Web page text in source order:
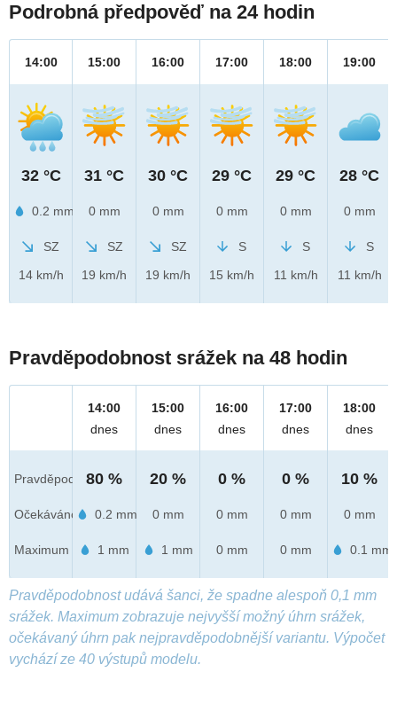
Podrobná předpověď na 24 hodin
14:00
32 °C
0.2 mm
SZ
14 km/h
15:00
31 °C
0 mm
SZ
19 km/h
16:00
30 °C
0 mm
SZ
19 km/h
17:00
29 °C
0 mm
S
15 km/h
18:00
29 °C
0 mm
S
11 km/h
19:00
28 °C
0 mm
S
11 km/h
Pravděpodobnost srážek na 48 hodin
Pravděpod.
Očekáváno
Maximum
14:00
dnes
80 %
0.2 mm
1 mm
15:00
dnes
20 %
0 mm
1 mm
16:00
dnes
0 %
0 mm
0 mm
17:00
dnes
0 %
0 mm
0 mm
18:00
dnes
10 %
0 mm
0.1 mm
Pravděpodobnost udává šanci, že spadne alespoň 0,1 mm
srážek. Maximum zobrazuje nejvyšší možný úhrn srážek,
očekávaný úhrn pak nejpravděpodobnější variantu. Výpočet
vychází ze 40 výstupů modelu.